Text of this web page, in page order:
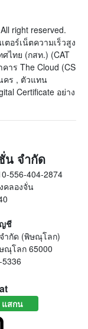
right reserved.
ตอร์เน็ตความเร็วสูง
ไทย (กสท.) (CAT
าร The Cloud (CS
คร , ตัวแทน
Certificate อย่าง
น จำกัด
556-404-2874
คลองจั่น
ชี
ำกัด (พิษณุโลก)
ณุโลก 65000
แสกน